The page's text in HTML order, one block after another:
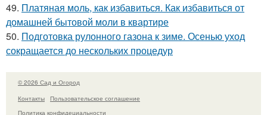
49. Платяная моль, как избавиться. Как избавиться от
домашней бытовой моли в квартире
50. Подготовка рулонного газона к зиме. Осенью уход
сокращается до нескольких процедур
© 2026 Сад и Огород
Контакты
Пользовательское соглашение
Политика конфидециальности